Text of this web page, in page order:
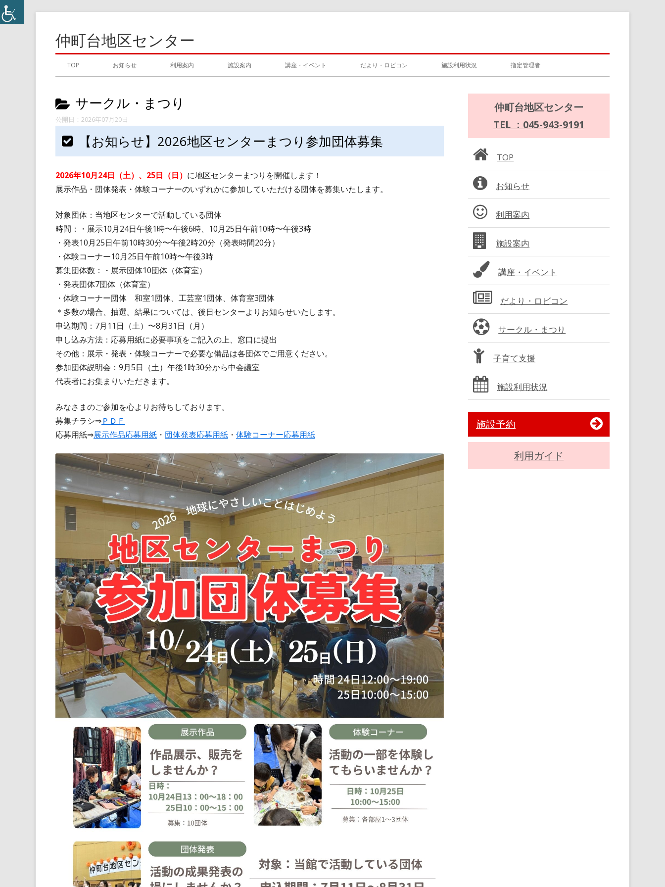
コ
仲町台地区センター
ン
メ
ニ
ュ
ー
TOP お知らせ 利用案内 施設案内 講座・イベント だより・ロビコン 施設利用状況 指定管理者
カ
テ
ゴ
リ
ー:
サークル・まつり
2026年07月20日
【お知らせ】2026地区センターまつり参加団体募集
2026年10月24日（土）、25日（日） に地区センターまつりを開催します！
展示作品・団体発表・体験コーナーのいずれかに参加していただける団体を募集いたします。
対象団体：当地区センターで活動している団体
時間：・展示10月24日午後1時〜午後6時、10月25日午前10時〜午後3時
・発表10月25日午前10時30分〜午後2時20分（発表時間20分）
・体験コーナー10月25日午前10時〜午後3時
募集団体数：・展示団体10団体（体育室）
・発表団体7団体（体育室）
・体験コーナー団体 和室1団体、工芸室1団体、体育室3団体
＊多数の場合、抽選。結果については、後日センターよりお知らせいたします。
申込期間：7月11日（土）〜8月31日（月）
申し込み方法：応募用紙に必要事項をご記入の上、窓口に提出
その他：展示・発表・体験コーナーで必要な備品は各団体でご用意ください。
参加団体説明会：9月5日（土）午後1時30分から中会議室
代表者にお集まりいただきます。
みなさまのご参加を心よりお待ちしております。
募集チラシ⇒ＰＤＦ
応募用紙⇒展示作品応募用紙 ・ 団体発表応募用紙 ・ 体験コーナー応募用紙
ン
サ
イ
ド
バ
ー
仲町台地区センター
TEL ：045-943-9191
TOP
お知らせ
利用案内
施設案内
講座・イベント
だより・ロビコン
サークル・まつり
子育て支援
施設利用状況
施設予約
利用ガイド